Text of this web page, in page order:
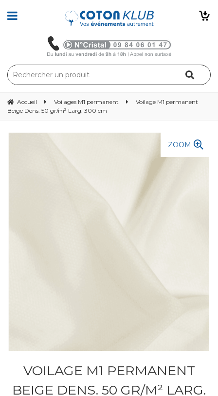
Accueil Voilages M1 permanent
Voilage M1 permanent
Beige Dens. 50 gr/m² Larg. 300 cm
ZOOM
VOILAGE M1 PERMANENT
BEIGE DENS. 50 GR/M² LARG.